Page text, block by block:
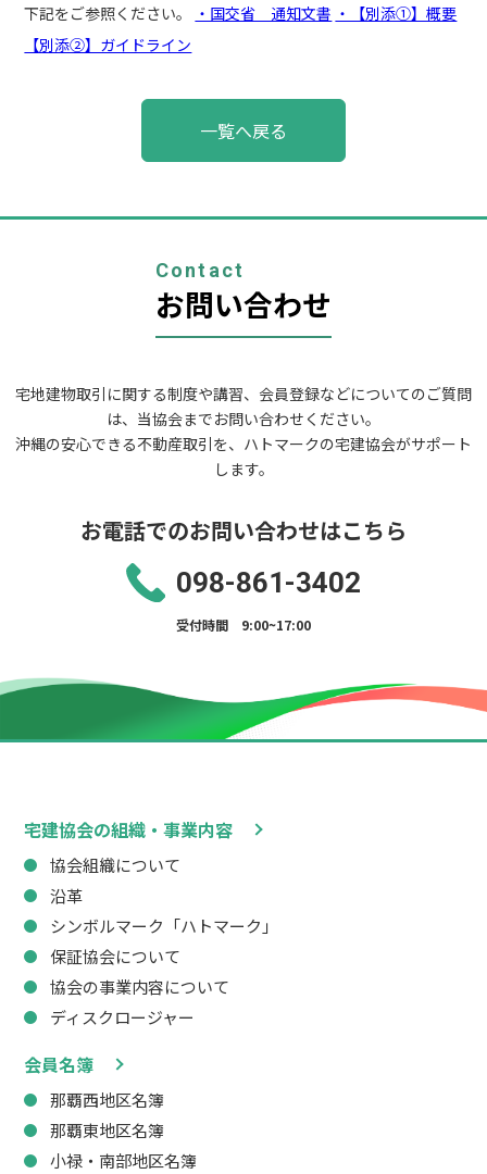
下記をご参照ください。
・国交省 通知文書 ・【別添①】概要
【別添②】ガイドライン
ー
一覧へ戻る
Contact
お問い合わせ
宅地建物取引に関する制度や講習、会員登録などについてのご質問
は、当協会までお問い合わせください。
沖縄の安心できる不動産取引を、ハトマークの宅建協会がサポート
します。
お電話でのお問い合わせはこちら
098-861-3402
受付時間 9:00~17:00
宅建協会の組織・事業内容
協会組織について
沿革
シンボルマーク「ハトマーク」
保証協会について
協会の事業内容について
ディスクロージャー
会員名簿
那覇西地区名簿
那覇東地区名簿
小禄・南部地区名簿